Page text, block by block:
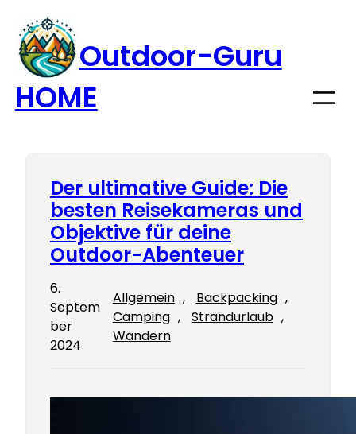
Inhalt
springen
Outdoor-Guru
HOME
Der ultimative Guide: Die
besten Reisekameras und
Objektive für deine
Outdoor-Abenteuer
6.
Septem
ber
2024
Allgemein , Backpacking ,
Camping , Strandurlaub ,
Wandern